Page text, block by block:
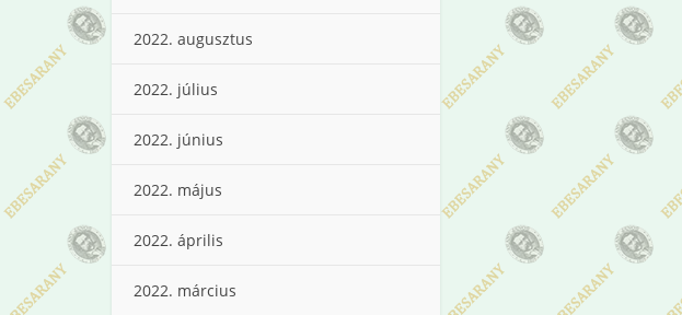
2022. augusztus
2022. július
2022. június
2022. május
2022. április
2022. március